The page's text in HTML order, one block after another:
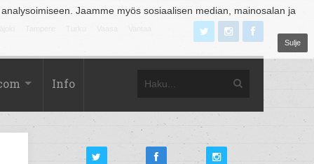
Jaamme myös sosiaalisen median, mainosalan ja
Sulje
Info